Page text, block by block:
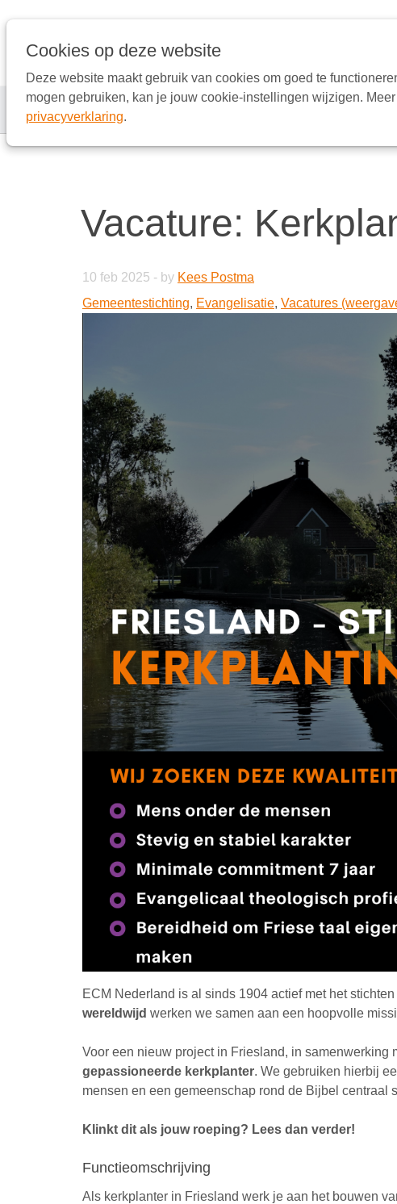
Cookies op deze website
Deze website maakt gebruik van cookies om goed te
mogen gebruiken, kan je jouw cookie-instellingen wijzigen.
privacyverklaring.
overslaan
Ga
de
inhoud
Ga
naar
Verhalen uit Europa
Vacature:
10 feb 2025 - by Kees Postma
Gemeentestichting, Evangelisatie, Vacatures
ECM Nederland is al sinds 1904 actief met het
wereldwijd werken we samen aan een hoopvolle
Voor een nieuw project in Friesland, in samenwerking
gepassioneerde kerkplanter. We gebruiken hierbij
mensen en een gemeenschap rond de Bijbel centraal
Klinkt dit als jouw roeping? Lees dan verder!
Functieomschrijving
Als kerkplanter in Friesland werk je aan het bouwen